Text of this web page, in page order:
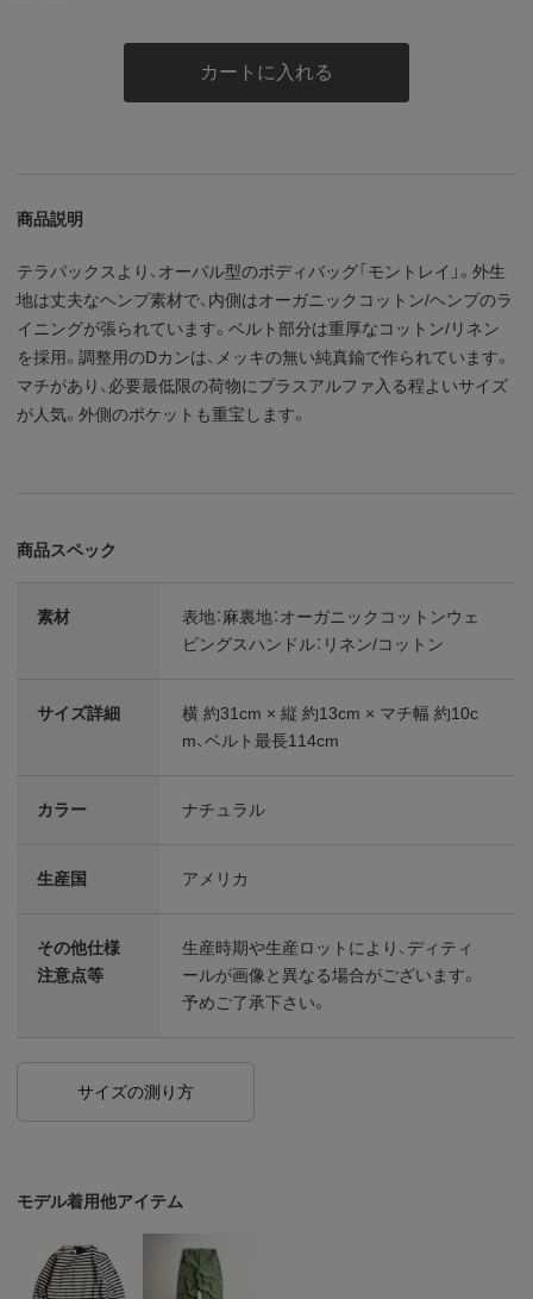
カートに入れる
商品説明
テラパックスより、オーバル型のボディバッグ「モントレイ」。外生
地は丈夫なヘンプ素材で、内側はオーガニックコットン/ヘンプのラ
イニングが張られています。ベルト部分は重厚なコットン/リネン
を採用。調整用のDカンは、メッキの無い純真鍮で作られています。
マチがあり、必要最低限の荷物にプラスアルファ入る程よいサイズ
が人気。外側のポケットも重宝します。
商品スペック
素材
表地：麻裏地：オーガニックコットンウェ
ビングスハンドル：リネン/コットン
サイズ詳細
横 約31cm × 縦 約13cm × マチ幅 約10c
m、ベルト最長114cm
カラー ナチュラル
生産国 アメリカ
その他仕様
注意点等
生産時期や生産ロットにより、ディティ
ールが画像と異なる場合がございます。
予めご了承下さい。
サイズの測り方
モデル着用他アイテム